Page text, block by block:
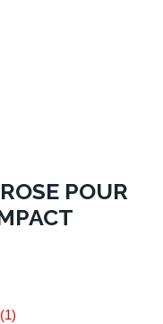
POUR
(1)